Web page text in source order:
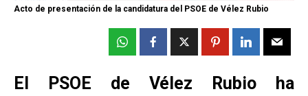
Acto de presentación de la candidatura del PSOE de Vélez Rubio
El PSOE de Vélez Rubio ha